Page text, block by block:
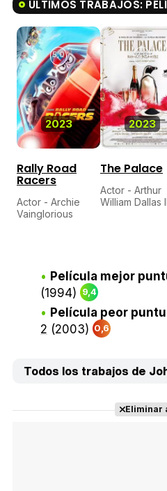
ÚLTIMOS TRABAJOS:
2023
5,0
Rally Road
Racers
Actor - Archie
Vainglorious
2023
2,6
The Palace
Actor - Arthur
William Dallas
Película mejor
(1994)
9,4
Película peor
2 (2003) 0,6
Todos los trabajos de
Eliminar